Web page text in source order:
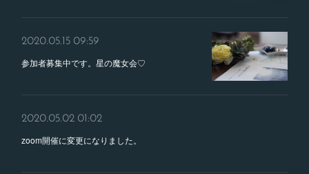
2020.05.15 09:59
参加者募集中です。星の魔女会♡
2020.05.02 01:02
zoom開催に変更になりました。